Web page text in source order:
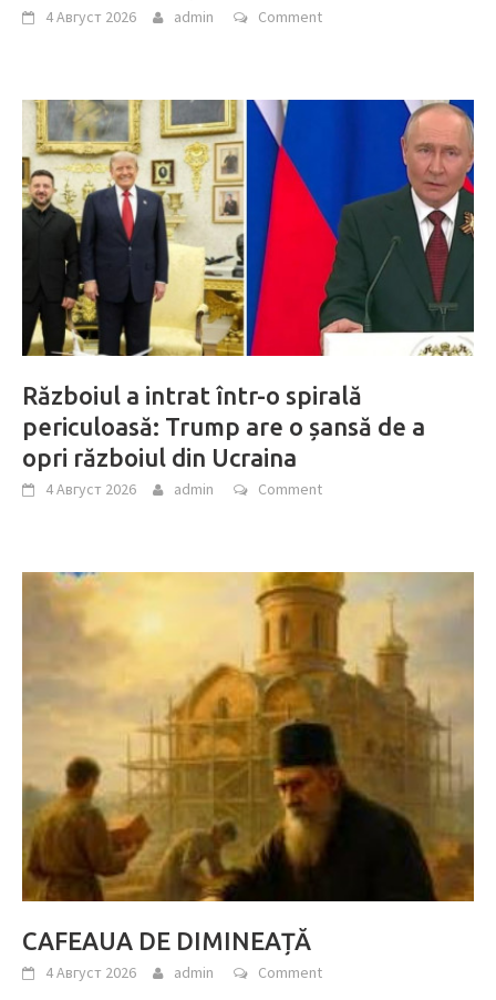
4 Август 2026 admin Comment
Războiul a intrat într-o spirală
periculoasă: Trump are o șansă de a
opri războiul din Ucraina
4 Август 2026 admin Comment
CAFEAUA DE DIMINEAȚĂ
4 Август 2026 admin Comment